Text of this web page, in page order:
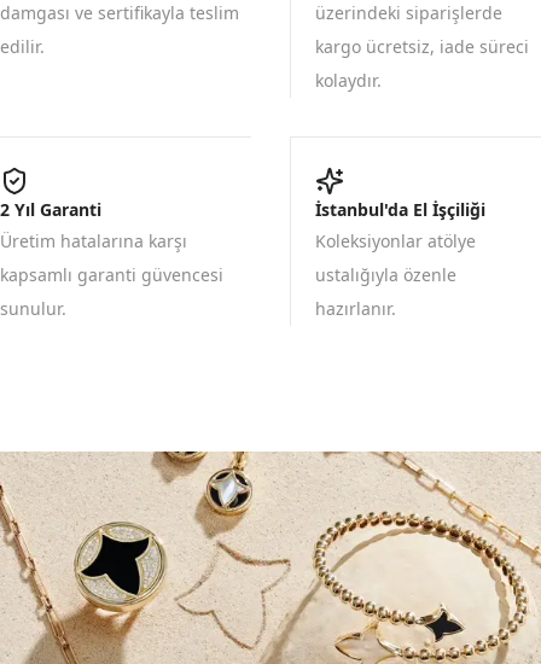
damgası ve sertifikayla teslim
edilir.
üzerindeki siparişlerde
kargo ücretsiz, iade süreci
kolaydır.
2 Yıl Garanti
Üretim hatalarına karşı
kapsamlı garanti güvencesi
sunulur.
İstanbul'da El İşçiliği
Koleksiyonlar atölye
ustalığıyla özenle
hazırlanır.